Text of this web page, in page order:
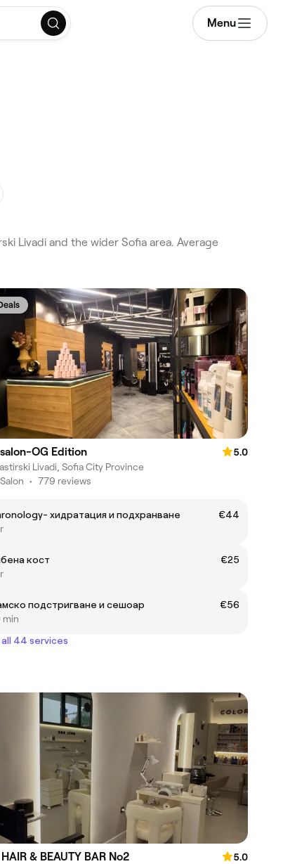
Menu
Livadi and the wider Sofia area. Average
salon-OG Edition
5.0
Livadi, Sofia City Province
• 779 reviews
хидратация и подхранване
€44
кост
€25
подстригване и сешоар
€56
min
44 services
HAIR & BEAUTY BAR No2
5.0